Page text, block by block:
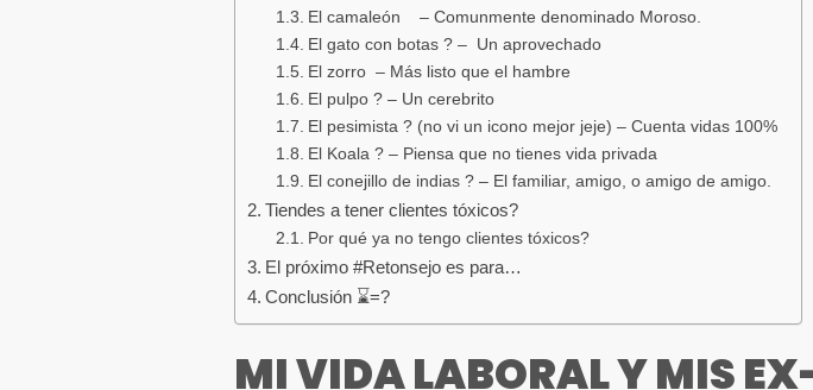
El camaleón – Comunmente denominado Moroso.
El gato con botas ? – Un aprovechado
El zorro – Más listo que el hambre
El pulpo ? – Un cerebrito
El pesimista ? (no vi un icono mejor jeje) – Cuenta vidas 100%
El Koala ? – Piensa que no tienes vida privada
El conejillo de indias ? – El familiar, amigo, o amigo de amigo.
Tiendes a tener clientes tóxicos?
Por qué ya no tengo clientes tóxicos?
El próximo #Retonsejo es para…
Conclusión ⌛=?
MI VIDA LABORAL Y MIS